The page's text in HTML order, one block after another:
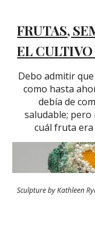
FRUTAS,
EL
Debo admitir
como hasta
debía de
saludable; pero
cuál fruta
Sculpture by Kathleen